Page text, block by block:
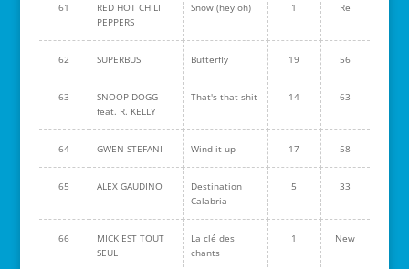
61
RED HOT CHILI
PEPPERS
Snow (hey oh) 1 Re
62 SUPERBUS Butterfly 19 56
63
SNOOP DOGG
feat. R. KELLY
That's that shit 14 63
64 GWEN STEFANI Wind it up 17 58
65 ALEX GAUDINO
Destination
Calabria
5 33
66
MICK EST TOUT
SEUL
La clé des
chants
1 New